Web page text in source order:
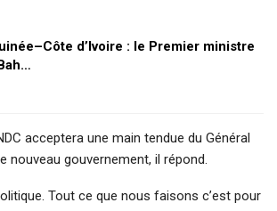
d’Ivoire : le Premier ministre
acceptera une main tendue du Général
nouveau gouvernement, il répond.
Tout ce que nous faisons c’est pour